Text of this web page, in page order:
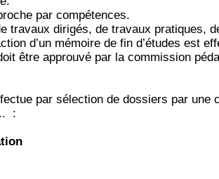
par compétences.
travaux dirigés, de travaux pratiques,
d’un mémoire de fin d’études est
être approuvé par la commission
par sélection de dossiers par une
: